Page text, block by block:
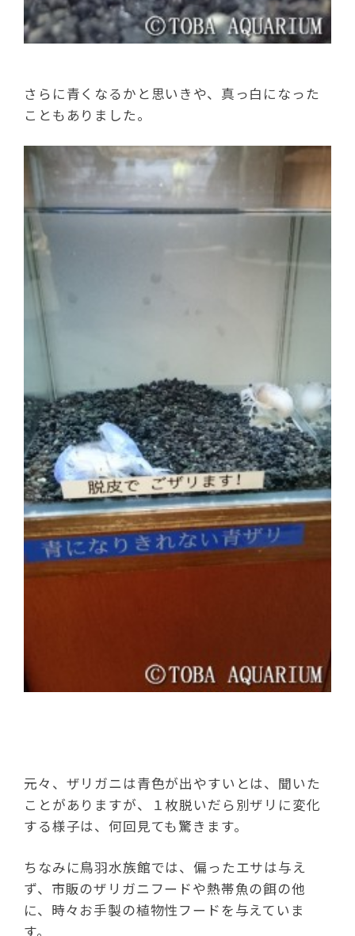
さらに青くなるかと思いきや、真っ白になった
こともありました。
元々、ザリガニは青色が出やすいとは、聞いた
ことがありますが、１枚脱いだら別ザリに変化
する様子は、何回見ても驚きます。
ちなみに鳥羽水族館では、偏ったエサは与え
ず、市販のザリガニフードや熱帯魚の餌の他
に、時々お手製の植物性フードを与えていま
す。